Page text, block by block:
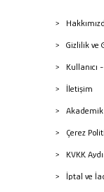
Gizlilik ve
Kullanıcı
İletişim
Akademik
Çerez
KVKK
İptal ve